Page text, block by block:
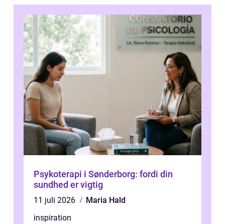
Psykoterapi i Sønderborg: fordi din
sundhed er vigtig
11 juli 2026
Maria Hald
inspiration